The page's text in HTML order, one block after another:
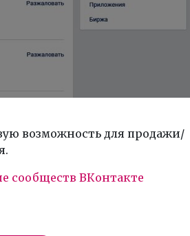
возможность для продажи/
сообществ ВКонтакте